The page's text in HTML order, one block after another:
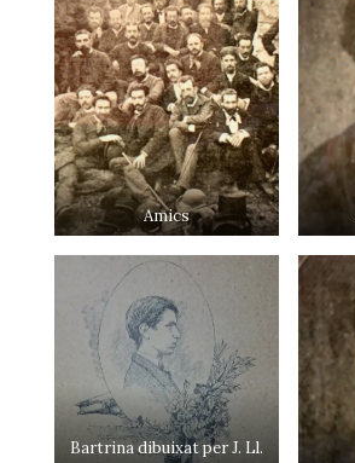
Amics
Bartrina dibuixat per J. Ll.